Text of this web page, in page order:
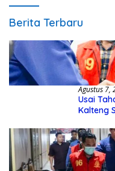
Berita Terbaru
Agustus 7,
Usai
Kalteng